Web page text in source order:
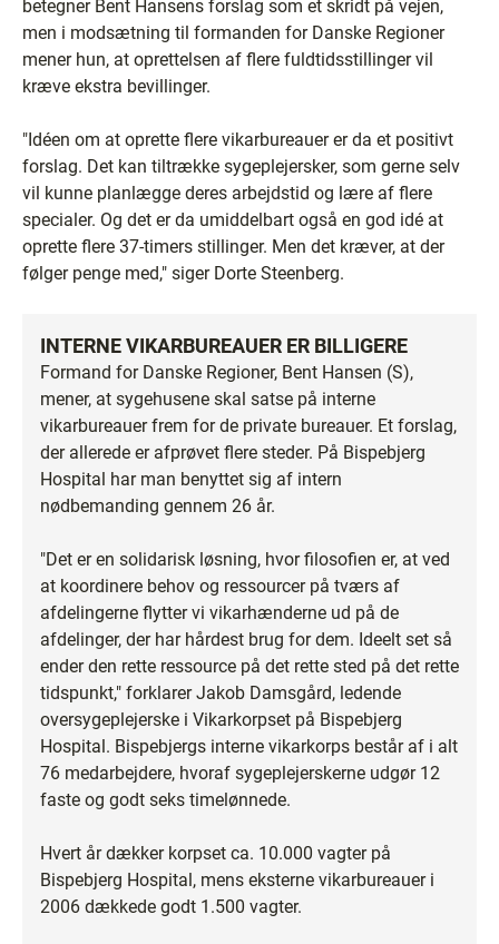
betegner Bent Hansens forslag som et skridt på vejen,
men i modsætning til formanden for Danske Regioner
mener hun, at oprettelsen af flere fuldtidsstillinger vil
kræve ekstra bevillinger.
"Idéen om at oprette flere vikarbureauer er da et positivt
forslag. Det kan tiltrække sygeplejersker, som gerne selv
vil kunne planlægge deres arbejdstid og lære af flere
specialer. Og det er da umiddelbart også en god idé at
oprette flere 37-timers stillinger. Men det kræver, at der
følger penge med," siger Dorte Steenberg.
INTERNE VIKARBUREAUER ER BILLIGERE
Formand for Danske Regioner, Bent Hansen (S),
mener, at sygehusene skal satse på interne
vikarbureauer frem for de private bureauer. Et forslag,
der allerede er afprøvet flere steder. På Bispebjerg
Hospital har man benyttet sig af intern
nødbemanding gennem 26 år.
"Det er en solidarisk løsning, hvor filosofien er, at ved
at koordinere behov og ressourcer på tværs af
afdelingerne flytter vi vikarhænderne ud på de
afdelinger, der har hårdest brug for dem. Ideelt set så
ender den rette ressource på det rette sted på det rette
tidspunkt," forklarer Jakob Damsgård, ledende
oversygeplejerske i Vikarkorpset på Bispebjerg
Hospital. Bispebjergs interne vikarkorps består af i alt
76 medarbejdere, hvoraf sygeplejerskerne udgør 12
faste og godt seks timelønnede.
Hvert år dækker korpset ca. 10.000 vagter på
Bispebjerg Hospital, mens eksterne vikarbureauer i
2006 dækkede godt 1.500 vagter.